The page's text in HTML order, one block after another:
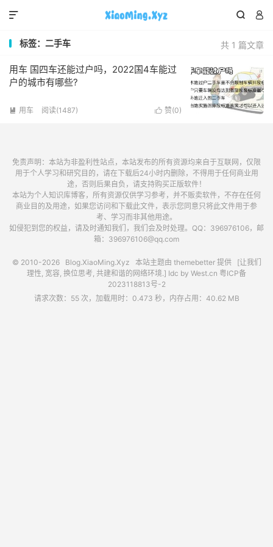
 

共 1 篇文章
标签：二手车
用车 国四车还能过户吗，2022国4车能过
户的城市有哪些?
 赞(0)
 用车 阅读(1487)
免责声明：本站为非盈利性站点，本站发布的所有资源均来自于互联网，仅限
用于个人学习和研究目的，请在下载后24小时内删除，不得用于任何商业用
途，否则后果自负，请支持购买正版软件！
本站为个人知识库博客，所有资源仅供学习参考，并不贩卖软件，不存在任何
商业目的及用途，如果您访问和下载此文件，表示您同意只将此文件用于参
考、学习而非其他用途。
如侵犯到您的权益，请及时通知我们，我们会及时处理。QQ：396976106，邮
箱：396976106@qq.com
© 2010-2026 Blog.XiaoMing.Xyz 本站主题由 themebetter提供 [让我们
理性, 宽容, 换位思考, 共建和谐的网络环境.] Idc by West.cn 粤ICP备
2023118813号-2
请求次数：55 次，加载用时：0.473 秒，内存占用：40.62 MB